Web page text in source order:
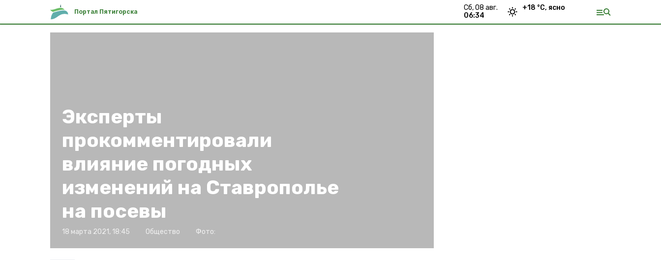
Портал Пятигорска
сб, 08 авг.
06:34
+18 °С, ясно
Эксперты
прокомментировали
влияние погодных
изменений на Ставрополье
на посевы
18 марта 2021, 18:45 Общество Фото: